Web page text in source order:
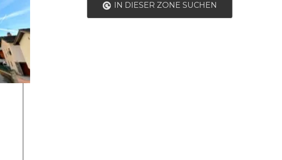
IN DIESER ZONE SUCHEN